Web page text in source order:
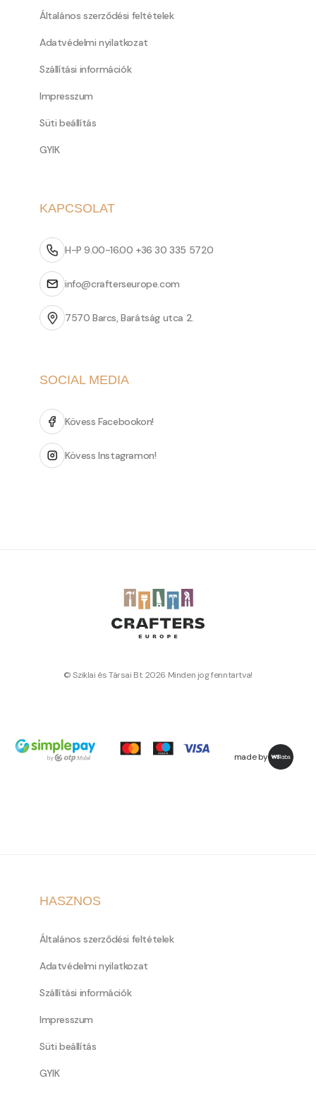
Általános szerződési feltételek
Adatvédelmi nyilatkozat
Szállítási információk
Impresszum
Süti beállítás
GYIK
KAPCSOLAT
H-P 9.00-16.00 +36 30 335 5720
info@crafterseurope.com
7570 Barcs, Barátság utca 2.
SOCIAL MEDIA
Kövess Facebookon!
Kövess Instagramon!
© Sziklai és Társai Bt. 2026 Minden jog fenntartva!
made by
HASZNOS
Általános szerződési feltételek
Adatvédelmi nyilatkozat
Szállítási információk
Impresszum
Süti beállítás
GYIK